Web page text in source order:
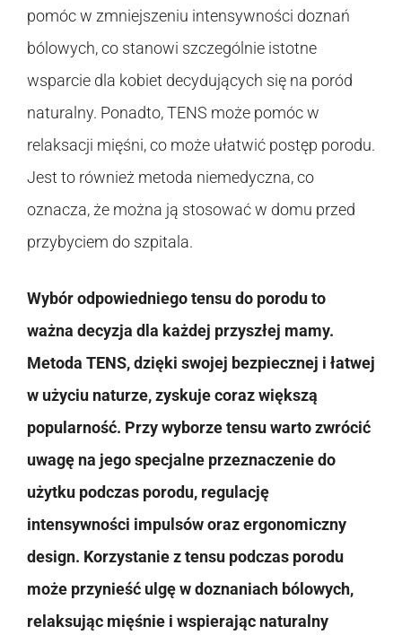
pomóc w zmniejszeniu intensywności doznań
bólowych, co stanowi szczególnie istotne
wsparcie dla kobiet decydujących się na poród
naturalny. Ponadto, TENS może pomóc w
relaksacji mięśni, co może ułatwić postęp porodu.
Jest to również metoda niemedyczna, co
oznacza, że można ją stosować w domu przed
przybyciem do szpitala.
Wybór odpowiedniego tensu do porodu to
ważna decyzja dla każdej przyszłej mamy.
Metoda TENS, dzięki swojej bezpiecznej i łatwej
w użyciu naturze, zyskuje coraz większą
popularność. Przy wyborze tensu warto zwrócić
uwagę na jego specjalne przeznaczenie do
użytku podczas porodu, regulację
intensywności impulsów oraz ergonomiczny
design. Korzystanie z tensu podczas porodu
może przynieść ulgę w doznaniach bólowych,
relaksując mięśnie i wspierając naturalny